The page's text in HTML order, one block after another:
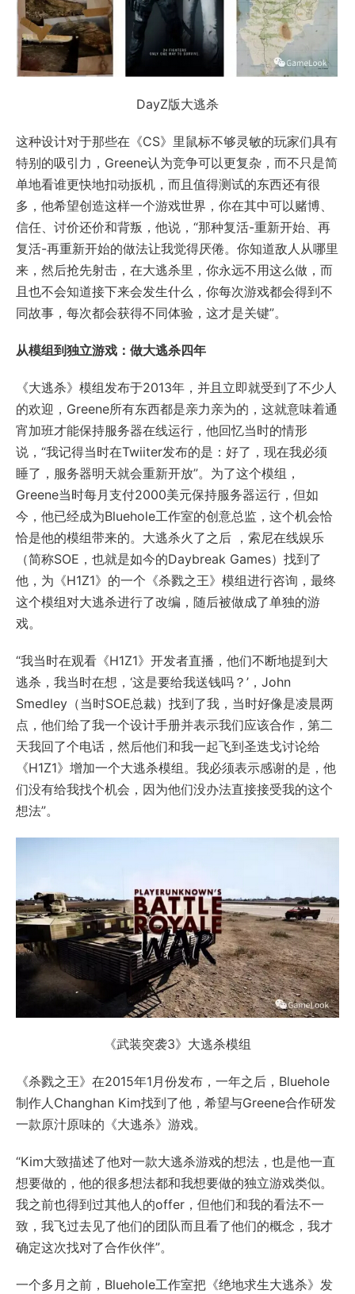
DayZ版大逃杀
这种设计对于那些在《CS》里鼠标不够灵敏的玩家们具有
特别的吸引力，Greene认为竞争可以更复杂，而不只是简
单地看谁更快地扣动扳机，而且值得测试的东西还有很
多，他希望创造这样一个游戏世界，你在其中可以赌博、
信任、讨价还价和背叛，他说，“那种复活-重新开始、再
复活-再重新开始的做法让我觉得厌倦。你知道敌人从哪里
来，然后抢先射击，在大逃杀里，你永远不用这么做，而
且也不会知道接下来会发生什么，你每次游戏都会得到不
同故事，每次都会获得不同体验，这才是关键”。
从模组到独立游戏：做大逃杀四年
《大逃杀》模组发布于2013年，并且立即就受到了不少人
的欢迎，Greene所有东西都是亲力亲为的，这就意味着通
宵加班才能保持服务器在线运行，他回忆当时的情形
说，“我记得当时在Twiiter发布的是：好了，现在我必须
睡了，服务器明天就会重新开放”。为了这个模组，
Greene当时每月支付2000美元保持服务器运行，但如
今，他已经成为Bluehole工作室的创意总监，这个机会恰
恰是他的模组带来的。大逃杀火了之后 ，索尼在线娱乐
（简称SOE，也就是如今的Daybreak Games）找到了
他，为《H1Z1》的一个《杀戮之王》模组进行咨询，最终
这个模组对大逃杀进行了改编，随后被做成了单独的游
戏。
“我当时在观看《H1Z1》开发者直播，他们不断地提到大
逃杀，我当时在想，‘这是要给我送钱吗？’，John
Smedley（当时SOE总裁）找到了我，当时好像是凌晨两
点，他们给了我一个设计手册并表示我们应该合作，第二
天我回了个电话，然后他们和我一起飞到圣迭戈讨论给
《H1Z1》增加一个大逃杀模组。我必须表示感谢的是，他
们没有给我找个机会，因为他们没办法直接接受我的这个
想法”。
《武装突袭3》大逃杀模组
《杀戮之王》在2015年1月份发布，一年之后，Bluehole
制作人Changhan Kim找到了他，希望与Greene合作研发
一款原汁原味的《大逃杀》游戏。
“Kim大致描述了他对一款大逃杀游戏的想法，也是他一直
想要做的，他的很多想法都和我想要做的独立游戏类似。
我之前也得到过其他人的offer，但他们和我的看法不一
致，我飞过去见了他们的团队而且看了他们的概念，我才
确定这次找对了合作伙伴”。
一个多月之前，Bluehole工作室把《绝地求生大逃杀》发